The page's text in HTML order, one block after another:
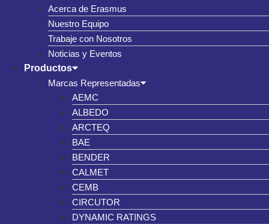
Acerca de Erasmus
Nuestro Equipo
Trabaje con Nosotros
Noticias y Eventos
Productos
Marcas Representadas
AEMC
ALBEDO
ARCTEQ
BAE
BENDER
CALMET
CEMB
CIRCUTOR
DYNAMIC RATINGS